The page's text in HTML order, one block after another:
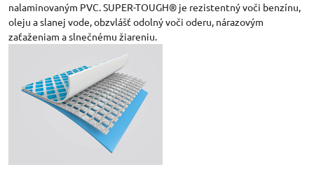
nalaminovaným PVC. SUPER-TOUGH® je rezistentný voči benzínu,
oleju a slanej vode, obzvlášť odolný voči oderu, nárazovým
zaťaženiam a slnečnému žiareniu.